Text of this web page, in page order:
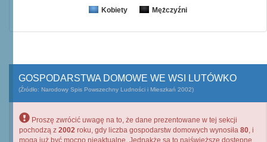
Kobiety Mężczyźni
GOSPODARSTWA DOMOWE WE WSI LUTÓWKO
(Źródło: Narodowy Spis Powszechny Ludności i Mieszkań 2002)
Proszę zwrócić uwagę na to, że dane prezentowane w tej sekcji
pochodzą z 2002 roku, gdy liczba gospodarstw domowych wynosiła 80, i
mogą już być mocno nieaktualne. Jednakże są to najświeższe dostępne